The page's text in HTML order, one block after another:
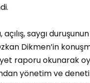
saygı
Dikmen’in
raporu okunarak
yönetim ve